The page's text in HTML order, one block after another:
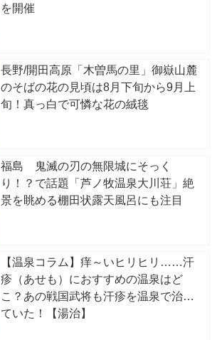
を開催
長野/開田高原「木曽馬の里」御嶽山麓
のそばの花の見頃は8月下旬から9月上
旬！真っ白で可憐な花の絨毯
福島 鬼滅の刃の無限城にそっく
り！？で話題「芦ノ牧温泉大川荘」絶
景を眺める棚田状露天風呂にも注目
【温泉コラム】痒～いヒリヒリ……汗
疹（あせも）におすすめの温泉はど
こ？あの戦国武将も汗疹を温泉で治し
ていた！【湯治】